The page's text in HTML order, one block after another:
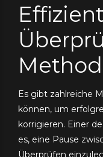
Es gibt zahlreiche
können, um
korrigieren. Einer
es, eine Pause
Überprüfen